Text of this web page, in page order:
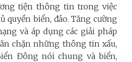
tiện thông tin trong việc
quyền biển, đảo. Tăng cường
và áp dụng các giải pháp
chặn những thông tin xấu,
Đông nói chung và biển,